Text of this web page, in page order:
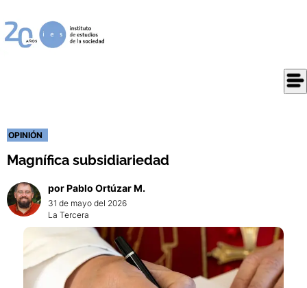
OPINIÓN
Magnífica subsidiariedad
porPablo Ortúzar M.
31 de mayo del 2026
La Tercera